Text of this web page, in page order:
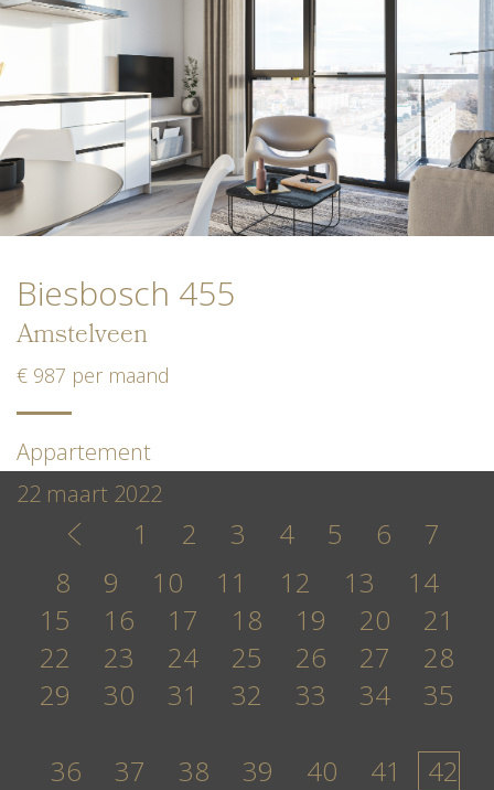
Biesbosch 455
Amstelveen
€ 987 per maand
Appartement
22 maart 2022
1 2 3 4 5 6
7
8
9 10 11 12 13
14
15
16 17 18 19 20
21
22
23 24 25 26 27
28
29
30 31 32 33 34 35
36 37 38 39 40 41 42